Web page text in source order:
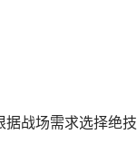
战场需求选择绝技